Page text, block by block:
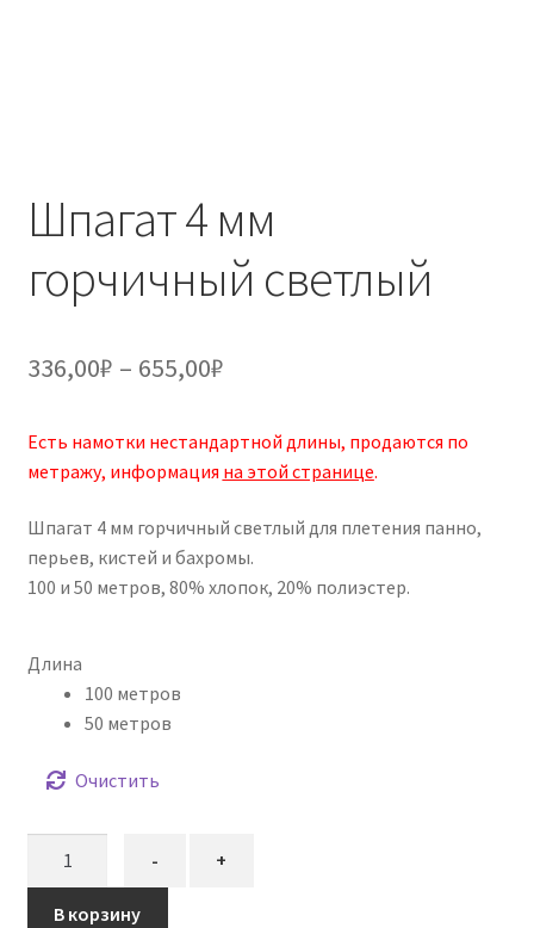
Шпагат 4 мм
горчичный светлый
336,00₽ – 655,00₽Диапазон
336,00₽
655,00₽
Есть намотки нестандартной длины, продаются по
метражу, информация на этой странице.
Шпагат 4 мм горчичный светлый для плетения панно,
перьев, кистей и бахромы.
100 и 50 метров, 80% хлопок, 20% полиэстер.
Длина
100 метров
50 метров
Очистить
Шпагат
- +
В корзину